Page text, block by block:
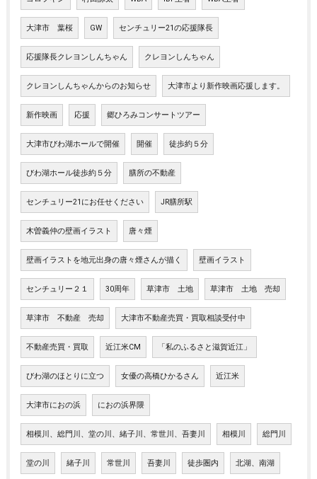
大津市 葉桜 GW センチュリー21の応援隊長
応援隊長クレヨンしんちゃん クレヨンしんちゃん
クレヨンしんちゃんからのお知らせ 大津市より新作映画応援します。
新作映画 応援 郷ひろみコンサートツアー
大津市びわ湖ホールで開催 開催 徒歩約５分
びわ湖ホール徒歩約５分 膳所の不動産
センチュリー21にお任せください JR膳所駅
木曽義仲の壁画イラスト 唐々煙
壁画イラストを地元出身の唐々煙さんが描く 壁画イラスト
センチュリー２１ 30周年 草津市 土地 草津市 土地 売却
草津市 不動産 売却 大津市不動産売買・買取相談受付中
不動産売買・買取 近江米CM 「私のふるさと滋賀近江」
びわ湖のほとりに立つ 女優の高橋ひかるさん 近江米
大津市におの浜 におの浜界隈
相模川、総門川、堂の川、緒子川、常世川、吾妻川 相模川 総門川
堂の川 緒子川 常世川 吾妻川 徒歩圏内 北湖、南湖